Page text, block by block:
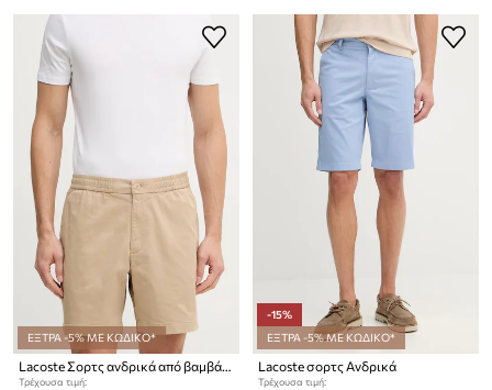
ΕΞΤΡΑ -5% ΜΕ ΚΩΔΙΚΟ*
Lacoste Σορτς ανδρικά από βαμβάκι με ελαστάν
Τρέχουσα τιμή:
-15%
ΕΞΤΡΑ -5% ΜΕ ΚΩΔΙΚΟ*
Lacoste σορτς Ανδρικά
Τρέχουσα τιμή: